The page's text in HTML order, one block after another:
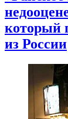
который
из России